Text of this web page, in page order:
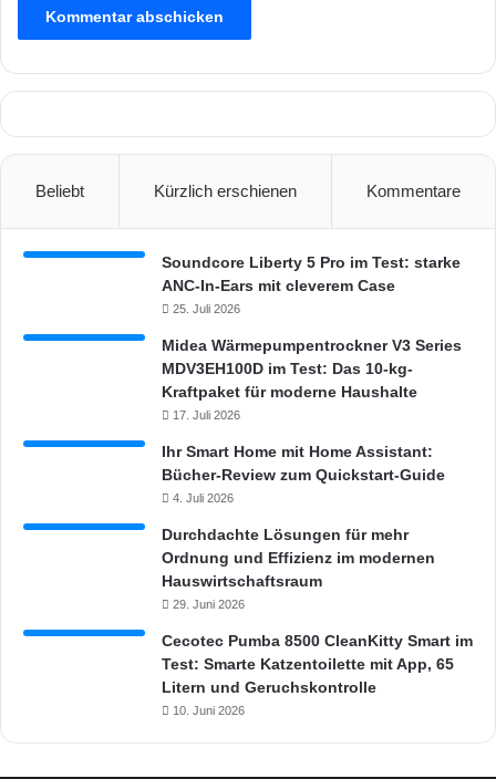
s
Beliebt Kürzlich erschienen Kommentare
Soundcore Liberty 5 Pro im Test: starke
ANC-In-Ears mit cleverem Case
25. Juli 2026
Midea Wärmepumpentrockner V3 Series
MDV3EH100D im Test: Das 10-kg-
Kraftpaket für moderne Haushalte
17. Juli 2026
Ihr Smart Home mit Home Assistant:
Bücher-Review zum Quickstart-Guide
4. Juli 2026
Durchdachte Lösungen für mehr
Ordnung und Effizienz im modernen
Hauswirtschaftsraum
29. Juni 2026
Cecotec Pumba 8500 CleanKitty Smart im
Test: Smarte Katzentoilette mit App, 65
Litern und Geruchskontrolle
10. Juni 2026